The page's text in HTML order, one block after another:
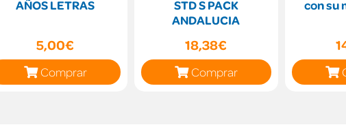
AÑOS LETRAS
5,00€
Comprar
STD S PACK
ANDALUCIA
18,38€
Comprar
con su